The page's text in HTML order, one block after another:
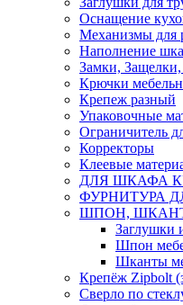
Оснащение
Механизмы для
Наполнение
Замки,
Крючки
Крепеж разный
Упаковочные
Ограничитель
Корректоры
Клеевые
ДЛЯ ШКАФА
ФУРНИТУРА
ШПОН,
Заглушки
Шпон
Шканты
Крепёж Zipbolt
Сверло по